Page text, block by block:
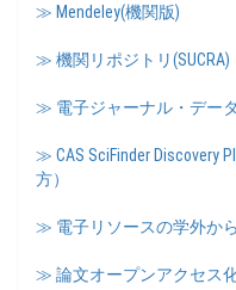
≫ Mendeley(機関版)
≫ 機関リポジトリ(SUCRA)
≫ 電子ジャーナル・デー
≫ CAS SciFinder Discovery
方）
≫ 電子リソースの学外か
≫ 論文オープンアクセス